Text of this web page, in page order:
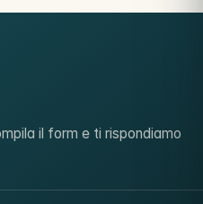
il form e ti rispondiamo